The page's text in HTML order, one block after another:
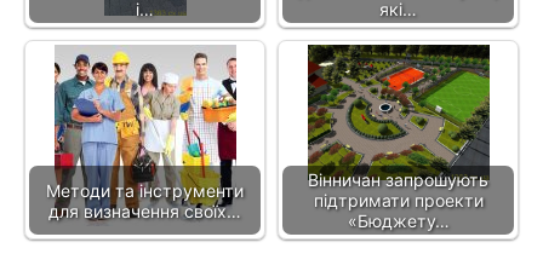
і… які…
Методи та інструменти
для визначення своїх…
Вінничан запрошують
підтримати проекти
«Бюджету…